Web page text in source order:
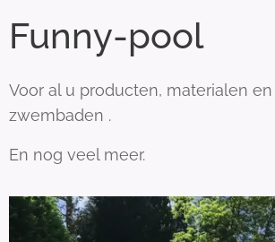
Funny-pool
Voor al u producten, materialen
zwembaden .
En nog veel meer.